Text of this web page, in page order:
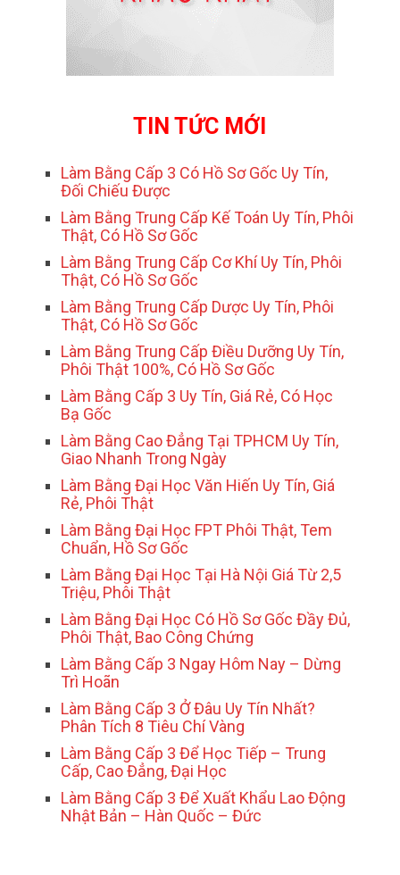
TIN TỨC MỚI
Làm Bằng Cấp 3 Có Hồ Sơ Gốc Uy Tín,
Đối Chiếu Được
Làm Bằng Trung Cấp Kế Toán Uy Tín, Phôi
Thật, Có Hồ Sơ Gốc
Làm Bằng Trung Cấp Cơ Khí Uy Tín, Phôi
Thật, Có Hồ Sơ Gốc
Làm Bằng Trung Cấp Dược Uy Tín, Phôi
Thật, Có Hồ Sơ Gốc
Làm Bằng Trung Cấp Điều Dưỡng Uy Tín,
Phôi Thật 100%, Có Hồ Sơ Gốc
Làm Bằng Cấp 3 Uy Tín, Giá Rẻ, Có Học
Bạ Gốc
Làm Bằng Cao Đẳng Tại TPHCM Uy Tín,
Giao Nhanh Trong Ngày
Làm Bằng Đại Học Văn Hiến Uy Tín, Giá
Rẻ, Phôi Thật
Làm Bằng Đại Học FPT Phôi Thật, Tem
Chuẩn, Hồ Sơ Gốc
Làm Bằng Đại Học Tại Hà Nội Giá Từ 2,5
Triệu, Phôi Thật
Làm Bằng Đại Học Có Hồ Sơ Gốc Đầy Đủ,
Phôi Thật, Bao Công Chứng
Làm Bằng Cấp 3 Ngay Hôm Nay – Dừng
Trì Hoãn
Làm Bằng Cấp 3 Ở Đâu Uy Tín Nhất?
Phân Tích 8 Tiêu Chí Vàng
Làm Bằng Cấp 3 Để Học Tiếp – Trung
Cấp, Cao Đẳng, Đại Học
Làm Bằng Cấp 3 Để Xuất Khẩu Lao Động
Nhật Bản – Hàn Quốc – Đức